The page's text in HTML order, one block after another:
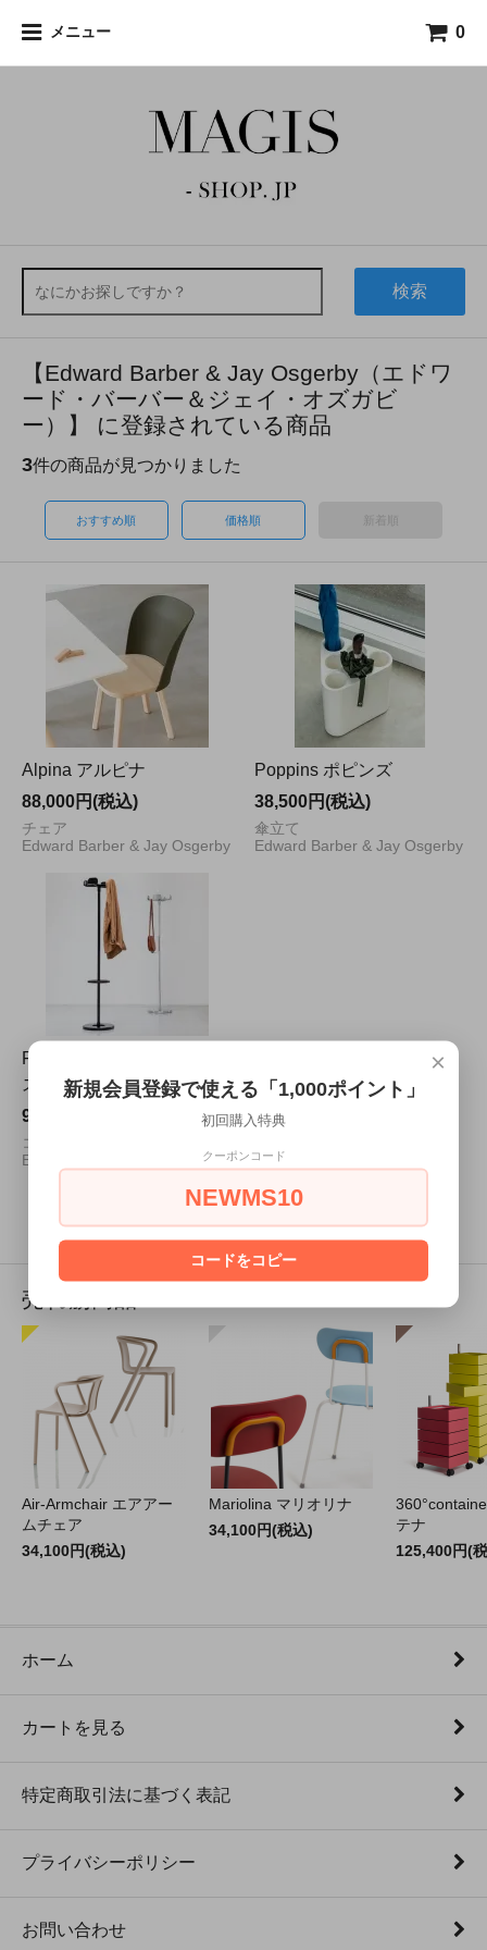
メニュー 0
検索
【Edward Barber & Jay Osgerby（エドワ
ード・バーバー＆ジェイ・オズガビ
ー）】 に登録されている商品
3件の商品が見つかりました
おすすめ順 価格順 新着順
Alpina アルピナ
88,000円(税込)
チェア
Edward Barber & Jay Osgerby
Poppins ポピンズ
38,500円(税込)
傘立て
Edward Barber & Jay Osgerby
Four Leaves フォー リーブ
ス
93,500円(税込)
コートハンガー
Edward Barber & Jay Osgerby
3商品中1-3商品
売れ筋商品
Air-Armchair エアアー
ムチェア
34,100円(税込)
Mariolina マリオリナ
34,100円(税込)
テナ
125,400円(
ホーム
カートを見る
特定商取引法に基づく表記
プライバシーポリシー
お問い合わせ
×
新規会員登録で使える「1,000ポイント」
初回購入特典
クーポンコード
NEWMS10
コードをコピー